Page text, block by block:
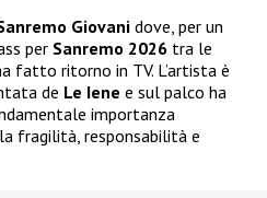
Giovani dove, per un
per Sanremo 2026 tra le
fatto ritorno in TV. L’artista è
de Le Iene e sul palco ha
importanza
fragilità, responsabilità e